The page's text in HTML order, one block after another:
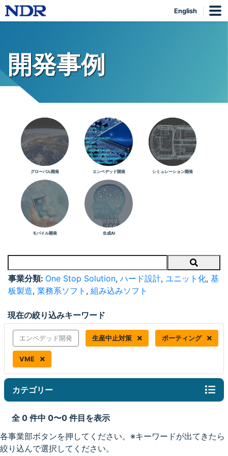
English
開発事例
グローバル開発 エンベデッド開発 シミュレーション開発
モバイル開発 生成AI
Search
事業分類: One Stop Solution, ハード設計, ユニット化, 基
板製造, 業務系ソフト , 組み込みソフト
現在の絞り込みキーワード
エンベデッド開発 生産中止対策 ポーティング
VME
カテゴリー
全 0 件中 0〜0 件目を表示
各事業部ボタンを押してください。※キーワードが出てきたら
絞り込んで選択してください。